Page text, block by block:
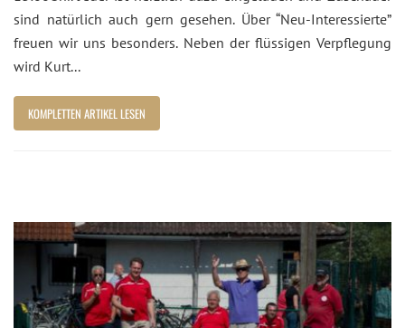
sind natürlich auch gern gesehen. Über “Neu-Interessierte”
freuen wir uns besonders. Neben der flüssigen Verpflegung
wird Kurt...
KOMPLETTEN ARTIKEL LESEN